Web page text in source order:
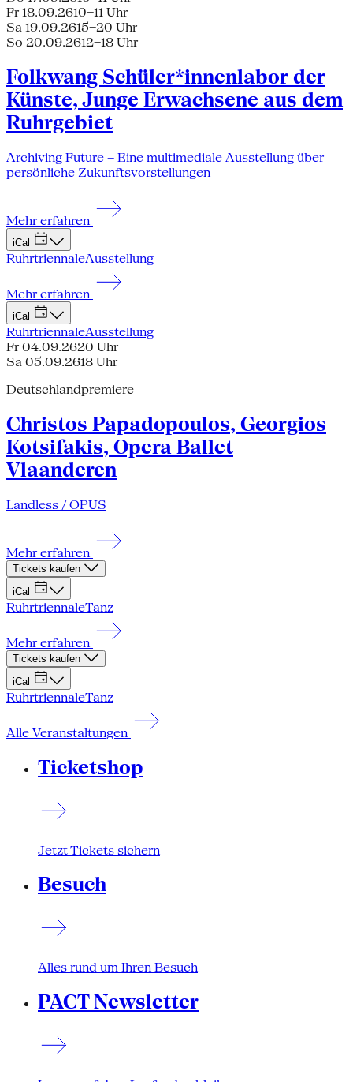
Fr 18.09.2610–11 Uhr
Sa 19.09.2615–20 Uhr
So 20.09.2612–18 Uhr
Folkwang Schüler*innenlabor der
Künste, Junge Erwachsene aus dem
Ruhrgebiet
Archiving Future – Eine multimediale Ausstellung über
persönliche Zukunftsvorstellungen
Mehr erfahren
iCal
RuhrtriennaleAusstellung
Mehr erfahren
iCal
RuhrtriennaleAusstellung
Fr 04.09.2620 Uhr
Sa 05.09.2618 Uhr
Deutschlandpremiere
Christos Papadopoulos, Georgios
Kotsifakis, Opera Ballet
Vlaanderen
Landless / OPUS
Mehr erfahren
Tickets kaufen
iCal
RuhrtriennaleTanz
Mehr erfahren
Tickets kaufen
iCal
RuhrtriennaleTanz
Alle Veranstaltungen
Ticketshop
Jetzt Tickets sichern
Besuch
Alles rund um Ihren Besuch
PACT Newsletter